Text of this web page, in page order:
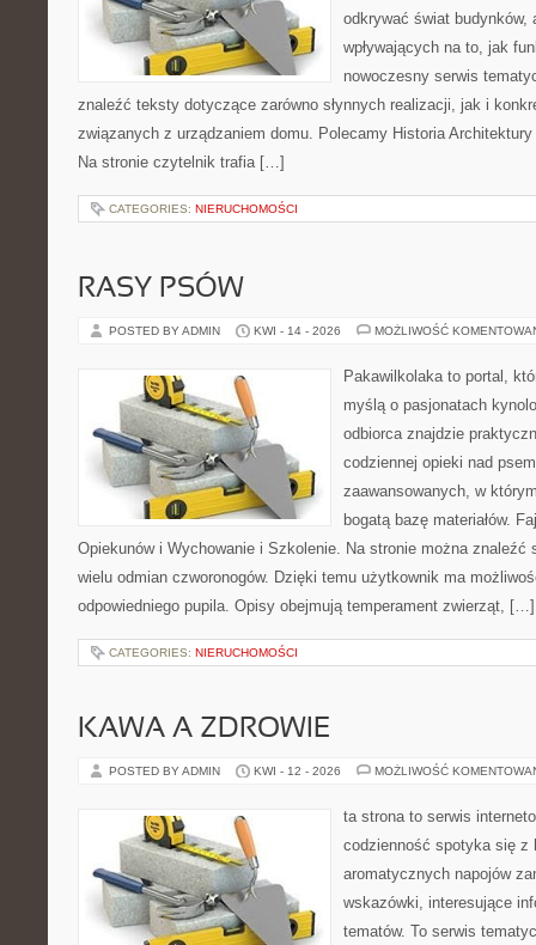
odkrywać świat
wpływających na to, jak
nowoczesny serwis
znaleźć teksty dotyczące zarówno słynnych realizacji, jak i
związanych z urządzaniem domu. Polecamy Historia
Na stronie czytelnik trafia […]
CATEGORIES: NIERUCHOMOŚCI
RASY PSÓW
POSTED BY ADMIN KWI - 14 - 2026 MOŻLIWOŚĆ
Pakawilkolaka to portal,
myślą o pasjonatach
odbiorca znajdzie
codziennej opieki nad
zaawansowanych, w
bogatą bazę materiałów.
Opiekunów i Wychowanie i Szkolenie. Na stronie można znaleźć
wielu odmian czworonogów. Dzięki temu użytkownik ma
odpowiedniego pupila. Opisy obejmują temperament zwierząt, […]
CATEGORIES: NIERUCHOMOŚCI
KAWA A ZDROWIE
POSTED BY ADMIN KWI - 12 - 2026 MOŻLIWOŚĆ
ta strona to serwis
codzienność spotyka się z
aromatycznych napojów
wskazówki, interesujące
tematów. To serwis